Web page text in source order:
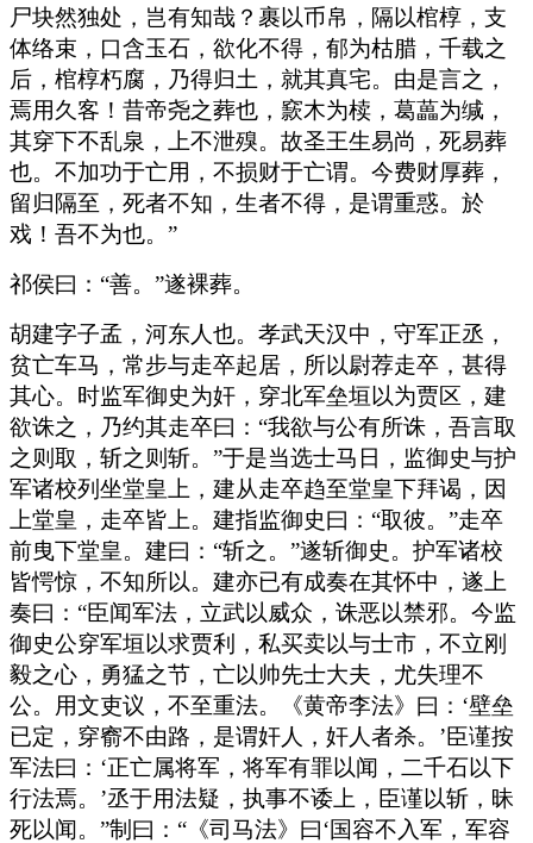
尸块然独处，岂有知哉？裹以币帛，隔以棺椁，支
体络束，口含玉石，欲化不得，郁为枯腊，千载之
后，棺椁朽腐，乃得归土，就其真宅。由是言之，
焉用久客！昔帝尧之葬也，窾木为椟，葛藟为缄，
其穿下不乱泉，上不泄殠。故圣王生易尚，死易葬
也。不加功于亡用，不损财于亡谓。今费财厚葬，
留归隔至，死者不知，生者不得，是谓重惑。於
戏！吾不为也。”
祁侯曰：“善。”遂裸葬。
胡建字子孟，河东人也。孝武天汉中，守军正丞，
贫亡车马，常步与走卒起居，所以尉荐走卒，甚得
其心。时监军御史为奸，穿北军垒垣以为贾区，建
欲诛之，乃约其走卒曰：“我欲与公有所诛，吾言取
之则取，斩之则斩。”于是当选士马日，监御史与护
军诸校列坐堂皇上，建从走卒趋至堂皇下拜谒，因
上堂皇，走卒皆上。建指监御史曰：“取彼。”走卒
前曳下堂皇。建曰：“斩之。”遂斩御史。护军诸校
皆愕惊，不知所以。建亦已有成奏在其怀中，遂上
奏曰：“臣闻军法，立武以威众，诛恶以禁邪。今监
御史公穿军垣以求贾利，私买卖以与士市，不立刚
毅之心，勇猛之节，亡以帅先士大夫，尤失理不
公。用文吏议，不至重法。《黄帝李法》曰：‘壁垒
已定，穿窬不由路，是谓奸人，奸人者杀。’臣谨按
军法曰：‘正亡属将军，将军有罪以闻，二千石以下
行法焉。’丞于用法疑，执事不诿上，臣谨以斩，昧
死以闻。”制曰：“《司马法》曰‘国容不入军，军容